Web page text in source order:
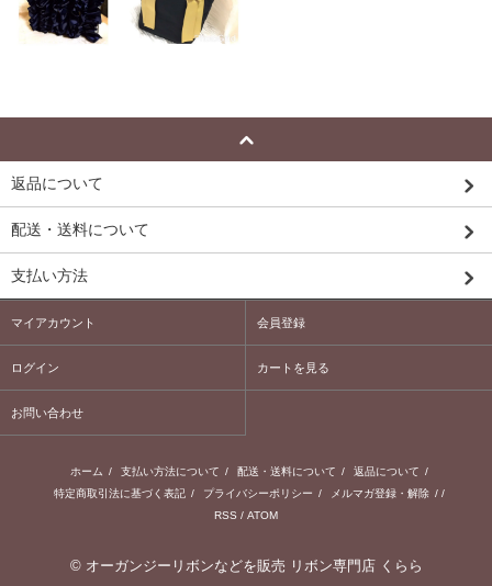
返品について
配送・送料について
支払い方法
マイアカウント 会員登録
ログイン カートを見る
お問い合わせ
ホーム / 支払い方法について / 配送・送料について / 返品について /
特定商取引法に基づく表記 / プライバシーポリシー / メルマガ登録・解除 / /
RSS / ATOM
© オーガンジーリボンなどを販売 リボン専門店 くらら